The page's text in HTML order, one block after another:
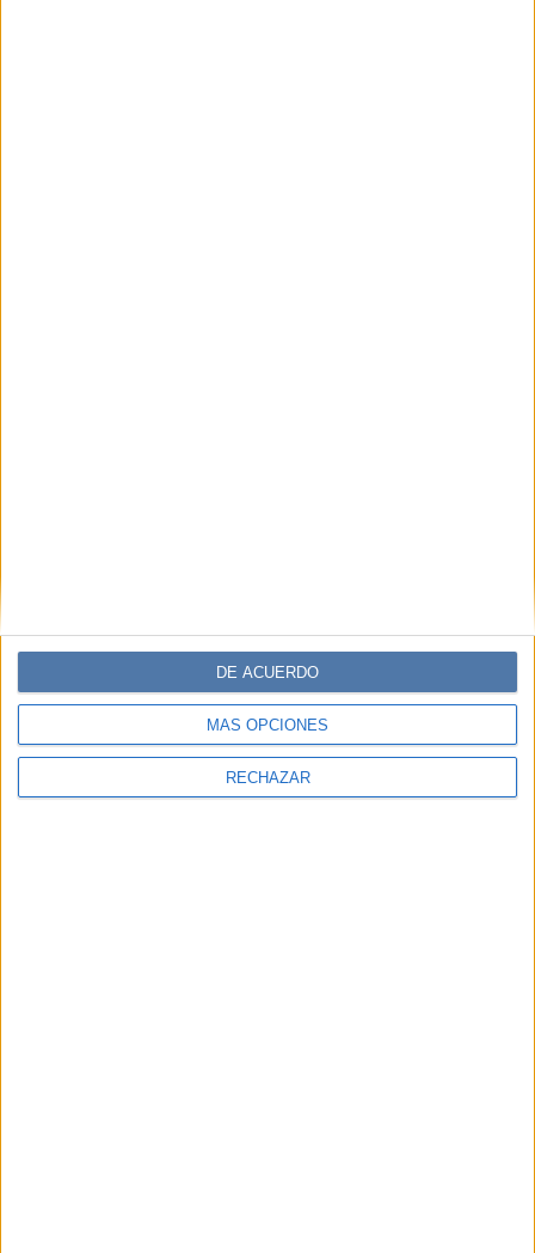
MÁS OPCIONES
RECHAZAR
DE ACUERDO